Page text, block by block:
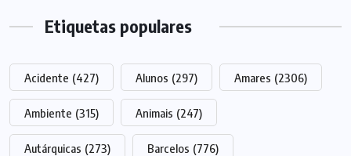
Etiquetas populares
Acidente (427) Alunos (297) Amares (2306)
Ambiente (315) Animais (247)
Autárquicas (273) Barcelos (776)